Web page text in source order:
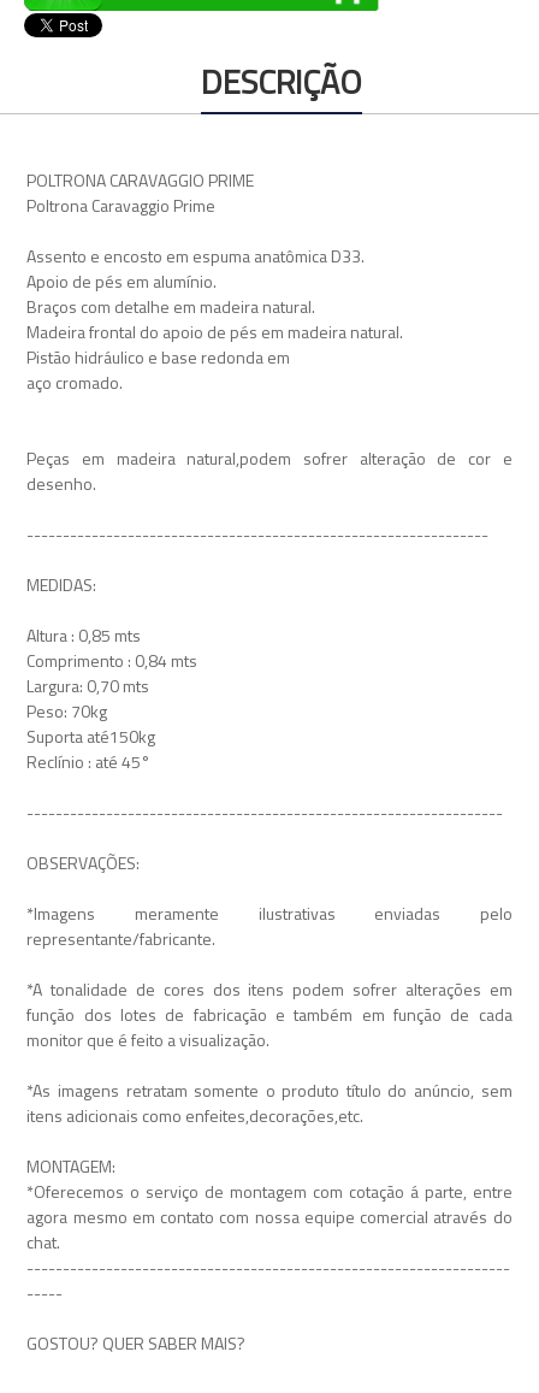
DESCRIÇÃO
POLTRONA CARAVAGGIO PRIME
Poltrona Caravaggio Prime
Assento e encosto em espuma anatômica D33.
Apoio de pés em alumínio.
Braços com detalhe em madeira natural.
Madeira frontal do apoio de pés em madeira natural.
Pistão hidráulico e base redonda em
aço cromado.
Peças em madeira natural,podem sofrer alteração de cor e
desenho.
----------------------------------------------------------------
MEDIDAS:
Altura : 0,85 mts
Comprimento : 0,84 mts
Largura: 0,70 mts
Peso: 70kg
Suporta até150kg
Reclínio : até 45°
------------------------------------------------------------------
OBSERVAÇÕES:
*Imagens meramente ilustrativas enviadas pelo
representante/fabricante.
*A tonalidade de cores dos itens podem sofrer alterações em
função dos lotes de fabricação e também em função de cada
monitor que é feito a visualização.
*As imagens retratam somente o produto título do anúncio, sem
itens adicionais como enfeites,decorações,etc.
MONTAGEM:
*Oferecemos o serviço de montagem com cotação á parte, entre
agora mesmo em contato com nossa equipe comercial através do
chat.
-------------------------------------------------------------------
-----
GOSTOU? QUER SABER MAIS?